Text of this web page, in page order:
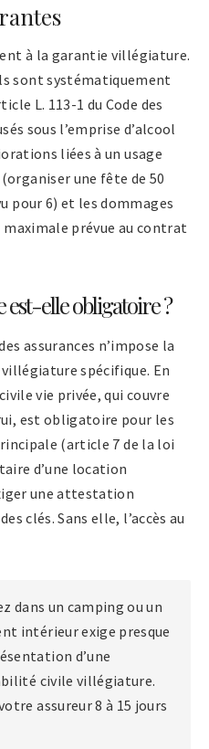
à la garantie villégiature.
sont systématiquement
L. 113-1 du Code des
sous l’emprise d’alcool
liées à un usage
une fête de 50
pour 6) et les dommages
maximale prévue au contrat
elle obligatoire ?
assurances n’impose la
spécifique. En
vie privée, qui couvre
est obligatoire pour les
(article 7 de la loi
d’une location
une attestation
clés. Sans elle, l’accès au
dans un camping ou un
intérieur exige presque
d’une
civile villégiature.
assureur 8 à 15 jours